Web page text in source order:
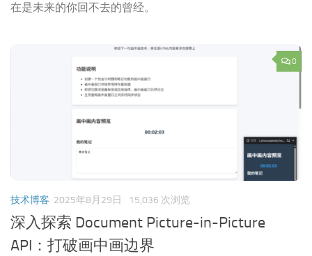
在是未来的你回不去的曾经。
0
技术博客 2025年8月29日 15,036 次浏览
深入探索 Document Picture-in-Picture
API：打破画中画边界